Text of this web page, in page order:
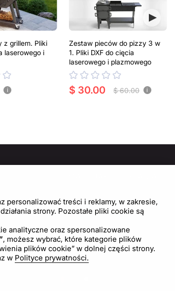
z grillem. Pliki
laserowego i
i
Zestaw pieców do pizzy 3 w
1. Pliki DXF do cięcia
laserowego i plazmowego
$ 30.00 $ 60.00 i
cookie
Napisz do nas
personalizować treści i reklamy, w zakresie,
strony. Pozostałe pliki cookie są
analityczne oraz spersonalizowane
, możesz wybrać, które kategorie plików
plików cookie” w dolnej części strony.
w Polityce prywatności.